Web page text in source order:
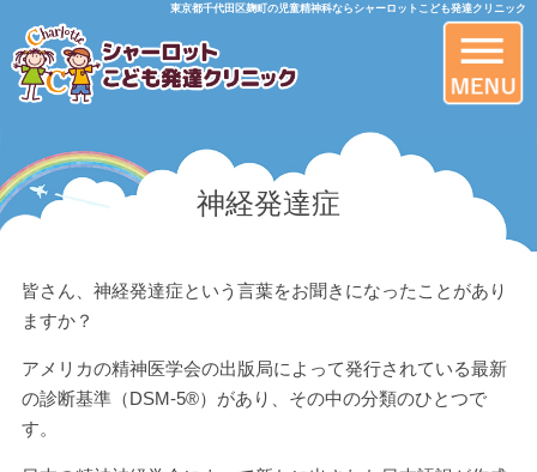
東京都千代田区麹町の児童精神科ならシャーロットこども発達クリニック
神経発達症
皆さん、神経発達症という言葉をお聞きになったことがあり
ますか？
アメリカの精神医学会の出版局によって発行されている最新
の診断基準（DSM-5®）があり、その中の分類のひとつで
す。